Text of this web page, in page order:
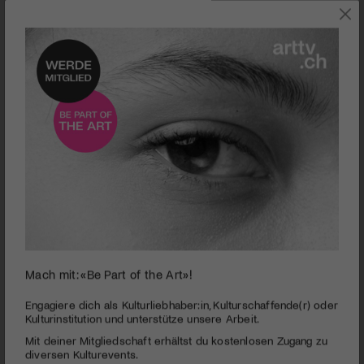
SZENE
seconds
minutes,
SwissChamber MusicCircle | Klassik-Osterfestival
Andermatt 2018
PUBLIZIERT AM 20. MÄRZ 2018
Mach mit: «Be Part of the Art»!
Engagiere dich als Kulturliebhaber:in, Kulturschaffende(r) oder
Kulturinstitution und unterstütze unsere Arbeit.
Mit deiner Mitgliedschaft erhältst du kostenlosen Zugang zu
diversen Kulturevents.